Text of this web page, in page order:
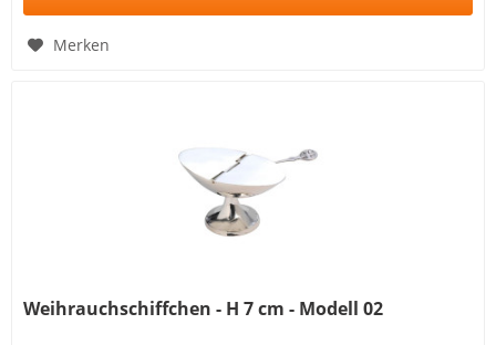
Merken
Weihrauchschiffchen - H 7 cm - Modell 02